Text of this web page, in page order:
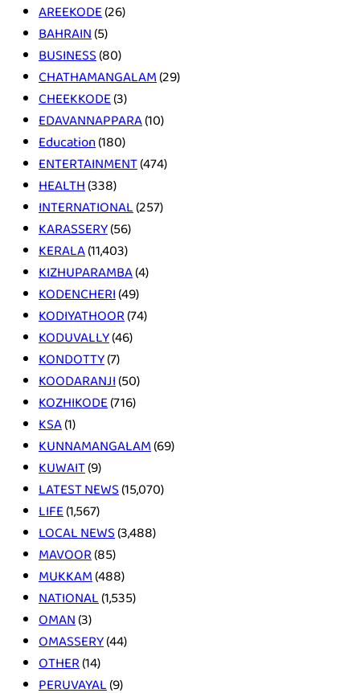
AREEKODE (26)
BAHRAIN (5)
BUSINESS (80)
CHATHAMANGALAM (29)
CHEEKKODE (3)
EDAVANNAPPARA(10)
Education(180)
ENTERTAINMENT(474)
HEALTH (338)
INTERNATIONAL (257)
KARASSERY(56)
KERALA(11,403)
KIZHUPARAMBA(4)
KODENCHERI (49)
KODIYATHOOR(74)
KODUVALLY(46)
KONDOTTY(7)
KOODARANJI (50)
KOZHIKODE (716)
KSA(1)
KUNNAMANGALAM (69)
KUWAIT(9)
LATEST NEWS (15,070)
LIFE (1,567)
LOCAL NEWS (3,488)
MAVOOR(85)
MUKKAM (488)
NATIONAL (1,535)
OMAN (3)
OMASSERY(44)
OTHER(14)
PERUVAYAL (9)